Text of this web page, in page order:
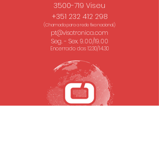
3500-719 Viseu
+351 232 412 298
(Chamada para a rede fixa nacional.)
pt@visotronica.com
Seg. - Sex. 9.00/19.00
Encerrado das 12.30/14.30